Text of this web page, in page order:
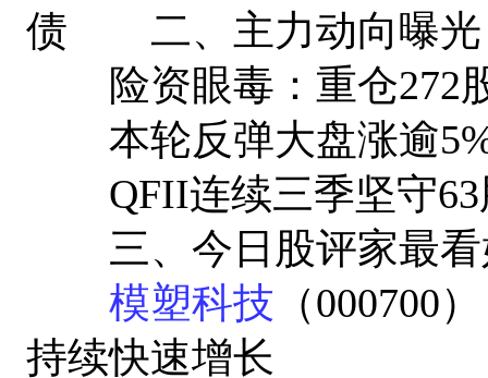
债 二、主力动向曝光
险资眼毒：重仓272
本轮反弹大盘涨逾5%
QFII连续三季坚守63
三、今日股评家最看
模塑科技 （000700
持续快速增长